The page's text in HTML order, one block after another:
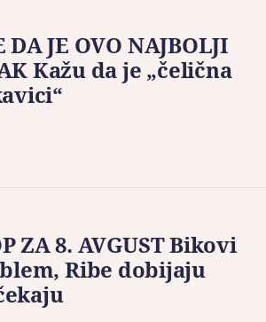
JE OVO NAJBOLJI
Kažu da je „čelična
ZA 8. AVGUST Bikovi
Ribe dobijaju